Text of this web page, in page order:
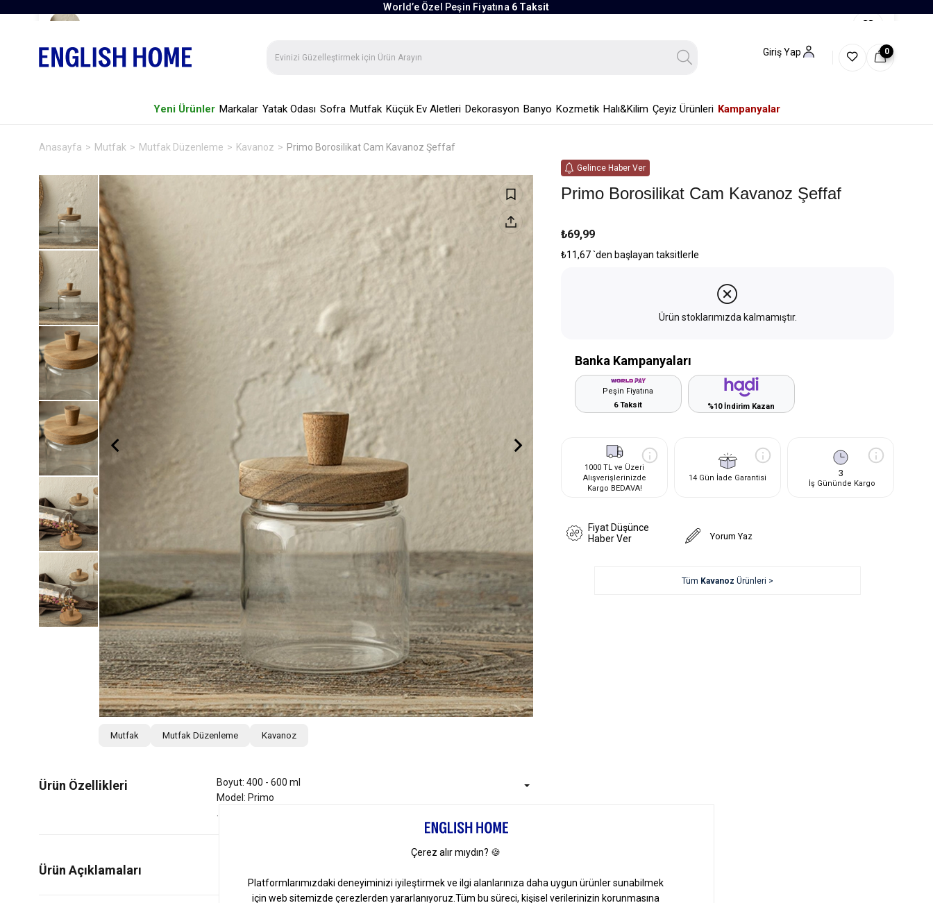
World’e Özel Peşin Fiyatına 6 Taksit
Giriş Yap 0
Yeni Ürünler Markalar Yatak Odası Sofra Mutfak Küçük Ev Aletleri Dekorasyon Banyo Kozmetik Halı&Kilim Çeyiz Ürünleri Kampanyalar
Anasayfa Mutfak Mutfak Düzenleme Kavanoz Primo Borosilikat Cam Kavanoz Şeffaf
Mutfak Mutfak Düzenleme Kavanoz
Ürün Özellikleri
Boyut: 400 - 600 ml
Model: Primo
Ürün Açıklamaları
Gelince Haber Ver
Primo Borosilikat Cam Kavanoz Şeffaf
₺69,99
₺11,67`den başlayan taksitlerle
Ürün stoklarımızda kalmamıştır.
Banka Kampanyaları
Peşin Fiyatına
6 Taksit
%10 İndirim Kazan
1000 TL ve Üzeri
Alışverişlerinizde
Kargo BEDAVA!
14 Gün İade Garantisi 3
İş Gününde Kargo
Fiyat Düşünce
Haber Ver
Yorum Yaz
Tüm Kavanoz Ürünleri >